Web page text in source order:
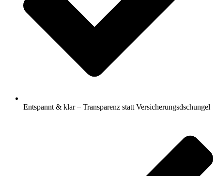
Entspannt & klar – Transparenz statt Versicherungsdschungel